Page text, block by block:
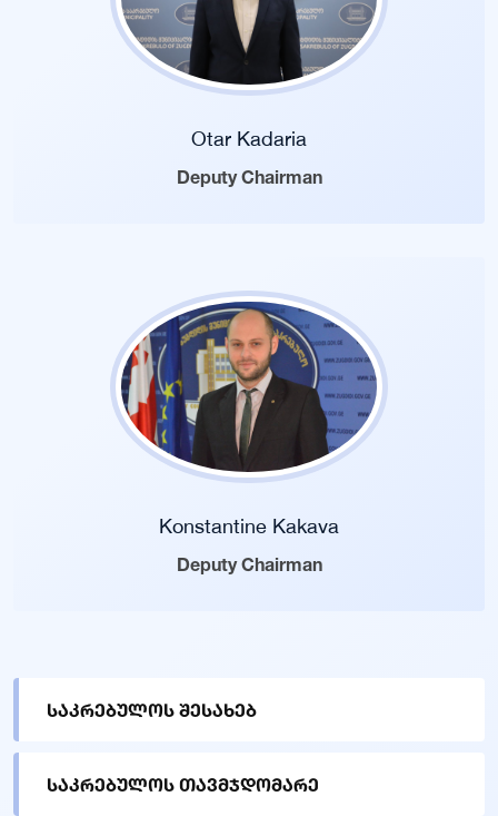
Otar Kadaria
Deputy Chairman
Konstantine Kakava
Deputy Chairman
საკრებულოს შესახებ
საკრებულოს თავმჯდომარე